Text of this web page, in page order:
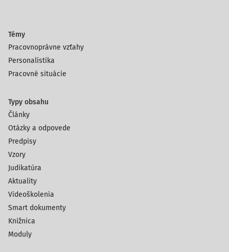
Témy
Pracovnoprávne vzťahy
Personalistika
Pracovné situácie
Typy obsahu
Články
Otázky a odpovede
Predpisy
Vzory
Judikatúra
Aktuality
Videoškolenia
Smart dokumenty
Knižnica
Moduly